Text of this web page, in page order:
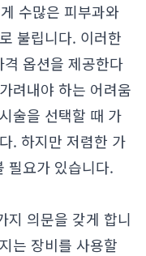
수많은 피부과와
불립니다. 이러한
옵션을 제공한다
려내야 하는 어려움
술을 선택할 때 가
. 하지만 저렴한 가
필요가 있습니다.
지 의문을 갖게 합니
는 장비를 사용할